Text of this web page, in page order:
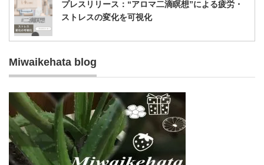
プレスリリース：“アロマ二滴瞑想”による疲労・
ストレスの変化を可視化
Miwaikehata blog